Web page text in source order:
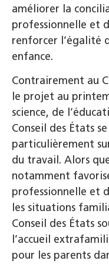
améliorer la
professionnelle et
renforcer l’égalité
enfance.
Contrairement au
le projet au
science, de
Conseil des États
particulièrement
du travail. Alors
notamment
professionnelle et
les situations
Conseil des États
l’accueil
pour les parents